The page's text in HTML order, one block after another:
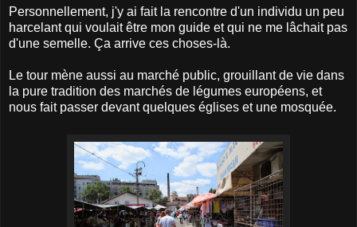
Personnellement, j'y ai fait la rencontre d'un individu un peu
harcelant qui voulait être mon guide et qui ne me lâchait pas
d'une semelle. Ça arrive ces choses-là.
Le tour mène aussi au marché public, grouillant de vie dans
la pure tradition des marchés de légumes européens, et
nous fait passer devant quelques églises et une mosquée.